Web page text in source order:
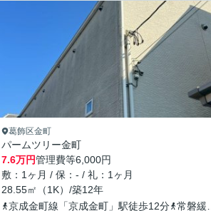
葛飾区金町
パームツリー金町
7.6万円管理費等6,000円
敷：1ヶ月 / 保：- / 礼：1ヶ月
28.55㎡（1K）/築12年
京成金町線「京成金町」駅徒歩12分
常磐緩行線「金町」駅徒歩13分